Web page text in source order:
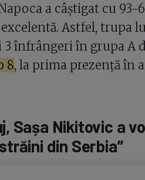
a câștigat cu
Astfel, trupa
înfrângeri în grupa A
8, la prima prezență în
Sașa Nikitovic a
din Serbia”